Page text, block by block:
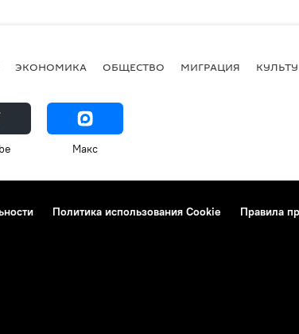
ЭКОНОМИКА ОБЩЕСТВО МИГРАЦИЯ
Макс
Политика использования Cookie
Правила